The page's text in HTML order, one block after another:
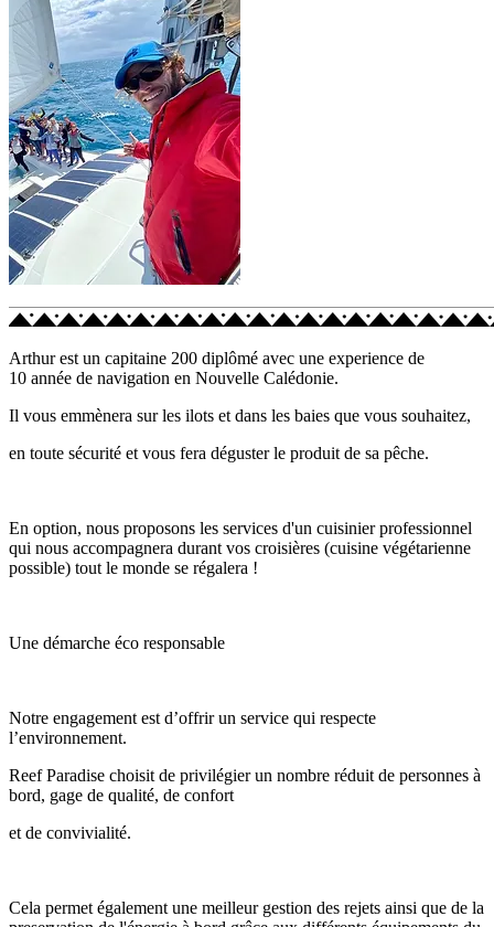
Arthur est un capitaine 200 diplômé avec une experience de
10 année de navigation en Nouvelle Calédonie.
Il vous emmènera sur les ilots et dans les baies que vous souhaitez,
en toute sécurité et vous fera déguster le produit de sa pêche.
En option, nous proposons les services d'un cuisinier professionnel
qui nous accompagnera durant vos croisières (cuisine végétarienne
possible) tout le monde se régalera !
Une démarche éco responsable
Notre engagement est d’offrir un service qui respecte
l’environnement.
Reef Paradise choisit de privilégier un nombre réduit de personnes à
bord, gage de qualité, de confort
et de convivialité.
Cela permet également une meilleur gestion des rejets ainsi que de la